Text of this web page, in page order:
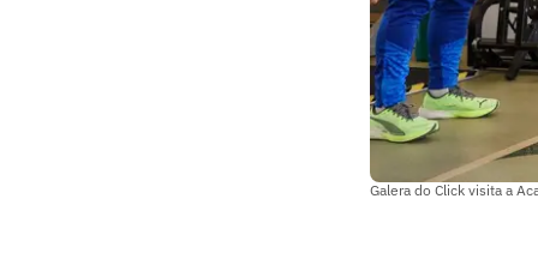
Galera do Click visita a